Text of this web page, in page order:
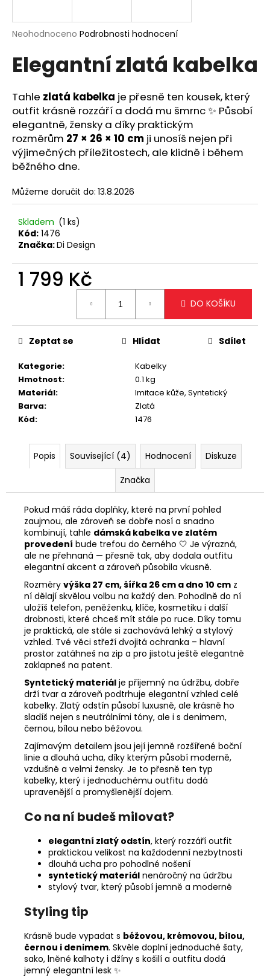
Průměrné
produktu
je
z
5
hvězdiček.
Neohodnoceno Podrobnosti hodnocení
Elegantní zlatá kabelka
Tahle zlatá kabelka je přesně ten kousek, který
outfit krásně rozzáří a dodá mu šmrnc ✨ Působí
elegantně, žensky a díky praktickým
rozměrům 27 × 26 × 10 cm ji unosíš nejen při
výjimečných příležitostech, ale klidně i během
běžného dne.
Můžeme doručit do: 13.8.2026
Skladem (1 ks)
Kód: 1476
Značka:Di Design
1 799 Kč
DO KOŠÍKU
Kategorie:
Kabelky
Hmotnost:
0.1 kg
Materiál:
Imitace kůže, Syntetický
Barva:
Zlatá
Kód: 1476
Zeptat se Hlídat Sdílet
Popis Související (4) Hodnocení
Diskuze
Značka
Pokud máš ráda doplňky, které na první pohled
zaujmou, ale zároveň se dobře nosí a snadno
kombinují, tahle dámská kabelka ve zlatém
provedení bude trefou do černého 🤍 Je výrazná,
ale ne přehnaná — přesně tak, aby dodala outfitu
elegantní akcent a zároveň působila vkusně.
Rozměry výška 27 cm, šířka 26 cm a dno 10 cm z
ní dělají skvělou volbu na každý den. Pohodlně do ní
uložíš telefon, peněženku, klíče, kosmetiku i další
drobnosti, které chceš mít stále po ruce. Díky tomu
je praktická, ale stále si zachovává lehký a stylový
vzhled. Tvé věci střeží dvojitá ochranka – hlavní
prostor zatáhneš na zip a pro jistotu ještě elegantně
zaklapneš na patent.
Syntetický materiál je příjemný na údržbu, dobře
drží tvar a zároveň podtrhuje elegantní vzhled celé
kabelky. Zlatý odstín působí luxusně, ale krásně ho
sladíš nejen s neutrálními tóny, ale i s denimem,
černou, bílou nebo béžovou.
Zajímavým detailem jsou její jemně rozšířené boční
linie a dlouhá ucha, díky kterým působí moderně,
vzdušně a velmi žensky. Je to přesně ten typ
kabelky, který i jednoduchému outfitu dodá
upravenější a promyšlenější dojem.
Co na ní budeš milovat?
elegantní zlatý odstín, který rozzáří outfit
praktickou velikost na každodenní nezbytnosti
dlouhá ucha pro pohodlné nošení
syntetický materiál nenáročný na údržbu
stylový tvar, který působí jemně a moderně
Styling tip
Krásně bude vypadat s béžovou, krémovou, bílou,
černou i denimem. Skvěle doplní jednoduché šaty,
sako, lněné kalhoty i džíny s košilí a outfitu dodá
jemný elegantní lesk ✨
j
t
?
HLEDAT
D
o
p
o
u
č
m
e
VELKÁ
KRÉMOVÁ
KABELKA
NA
RAMENO
ZIPY